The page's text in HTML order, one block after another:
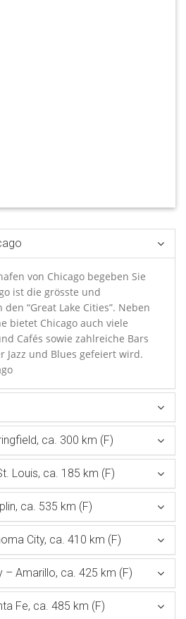
von Chicago begeben Sie
ist die grösste und
“Great Lake Cities”. Neben
bietet Chicago auch viele
Cafés sowie zahlreiche Bars
Jazz und Blues gefeiert wird.
ca. 300 km (F)
Louis, ca. 185 km (F)
ca. 535 km (F)
City, ca. 410 km (F)
– Amarillo, ca. 425 km (F)
Fe, ca. 485 km (F)